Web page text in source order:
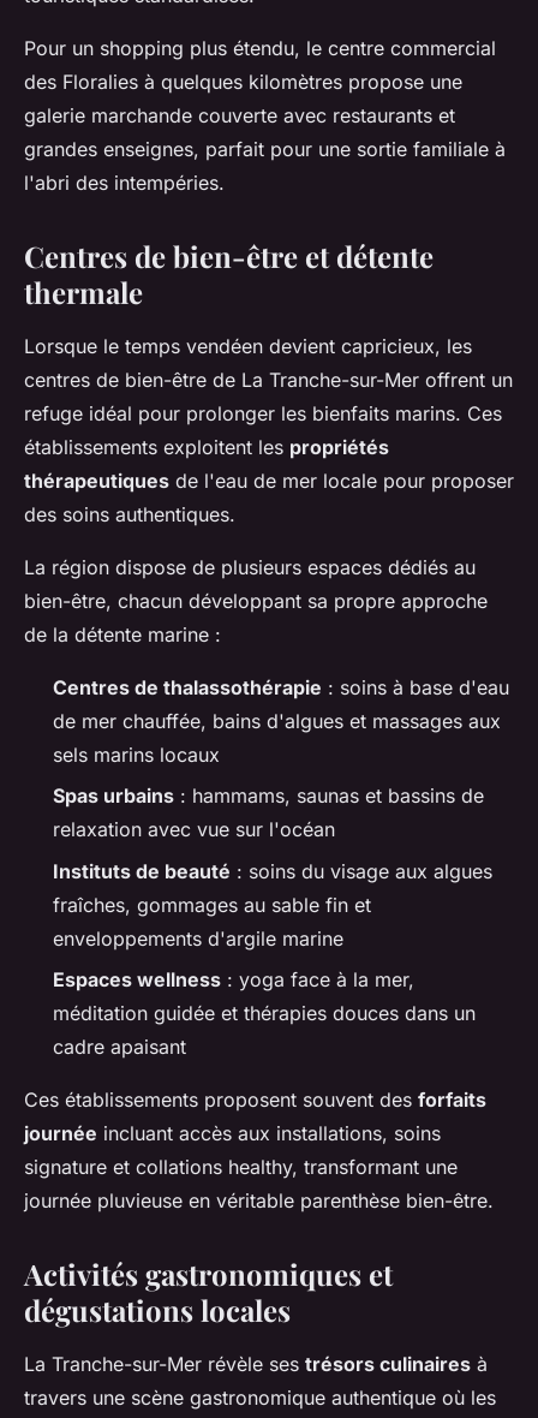
Pour un shopping plus étendu, le centre commercial
des Floralies à quelques kilomètres propose une
galerie marchande couverte avec restaurants et
grandes enseignes, parfait pour une sortie familiale à
l'abri des intempéries.
Centres de bien-être et détente
thermale
Lorsque le temps vendéen devient capricieux, les
centres de bien-être de La Tranche-sur-Mer offrent un
refuge idéal pour prolonger les bienfaits marins. Ces
établissements exploitent les propriétés
thérapeutiques de l'eau de mer locale pour proposer
des soins authentiques.
La région dispose de plusieurs espaces dédiés au
bien-être, chacun développant sa propre approche
de la détente marine :
Centres de thalassothérapie : soins à base d'eau
de mer chauffée, bains d'algues et massages aux
sels marins locaux
Spas urbains : hammams, saunas et bassins de
relaxation avec vue sur l'océan
Instituts de beauté : soins du visage aux algues
fraîches, gommages au sable fin et
enveloppements d'argile marine
Espaces wellness : yoga face à la mer,
méditation guidée et thérapies douces dans un
cadre apaisant
Ces établissements proposent souvent des forfaits
journée incluant accès aux installations, soins
signature et collations healthy, transformant une
journée pluvieuse en véritable parenthèse bien-être.
Activités gastronomiques et
dégustations locales
La Tranche-sur-Mer révèle ses trésors culinaires à
travers une scène gastronomique authentique où les